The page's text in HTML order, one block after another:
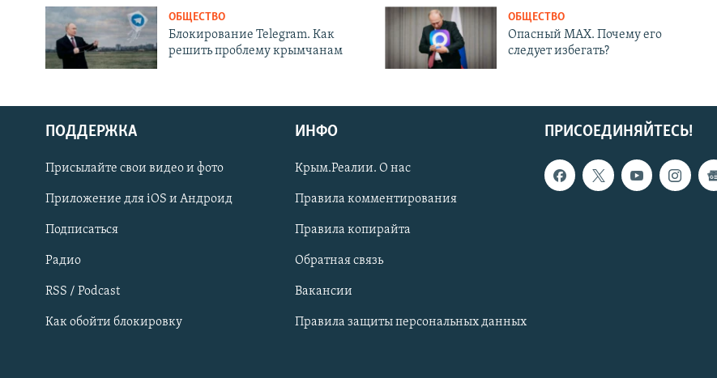
Українською
Qırımtatar
ПРИСОЕДИНЯЙТЕСЬ!
ОБЩЕСТВО
Блокирование Telegram. Как
решить проблему крымчанам
ОБЩЕСТВО
Опасный MAX. Почему его
следует избегать?
ПРИСОЕДИНЯЙТЕСЬ!
ПОДДЕРЖКА
Присылайте свои видео и фото
Приложение для iOS и Андроид
Подписаться
Радио
RSS / Podcast
Как обойти блокировку
ИНФО
Крым.Реалии. О нас
Правила комментирования
Правила копирайта
Обратная связь
Вакансии
Правила защиты персональных данных